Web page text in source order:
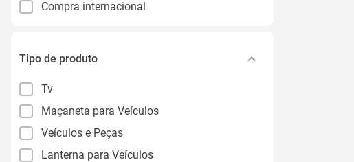
Compra internacional
Tipo de produto
Tv
Maçaneta para Veículos
Veículos e Peças
Lanterna para Veículos